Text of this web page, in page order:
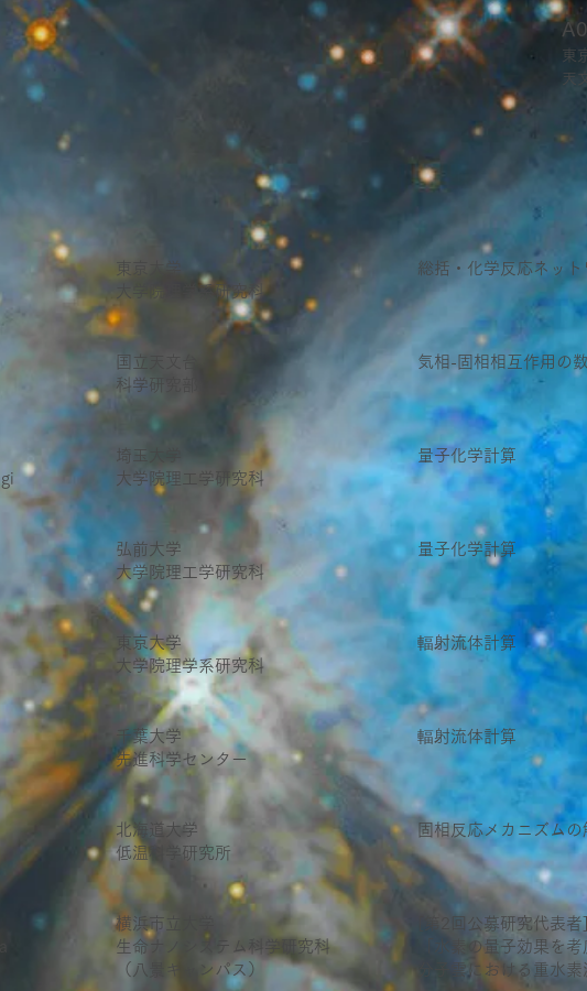
東
天
東京大学
大学院理学系研究科
総括・化学反応ネッ
国立天文台
科学研究部
気相-固相相互作用の
埼玉大学
大学院理工学研究科
量子化学計算
弘前大学
大学院理工学研究科
量子化学計算
東京大学
大学院理学系研究科
輻射流体計算
千葉大学
先進科学センター
輻射流体計算
北海道大学
低温科学研究所
固相反応メカニズムの
横浜市立大学
生命ナノシステム科学研究科
（八景キャンパス）
[第2回公募研究代表
「水素の量子効果を
分子雲における重水